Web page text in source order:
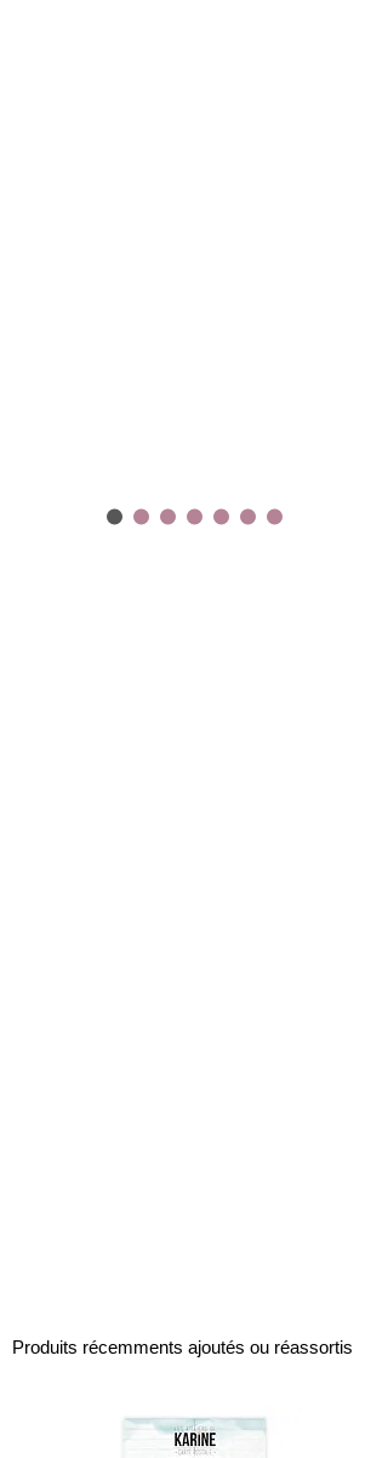
Produits récemments ajoutés ou réassortis